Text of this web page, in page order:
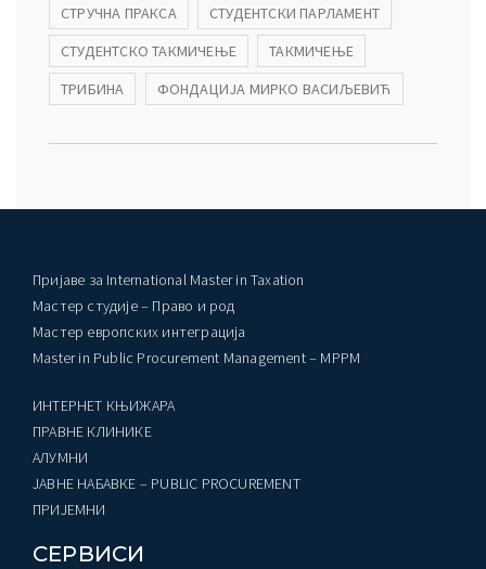
СТРУЧНА ПРАКСА
СТУДЕНТСКИ ПАРЛАМЕНТ
СТУДЕНТСКО ТАКМИЧЕЊЕ
ТАКМИЧЕЊЕ
ТРИБИНА
ФОНДАЦИЈА МИРКО ВАСИЉЕВИЋ
Пријаве за International Master in Taxation
Мастер студије – Право и род
Мастер европских интеграција
Master in Public Procurement Management – MPPM
ИНТЕРНЕТ КЊИЖАРА
ПРАВНЕ КЛИНИКЕ
AЛУМНИ
ЈАВНЕ НАБАВКЕ – PUBLIC PROCUREMENT
ПРИЈЕМНИ
СЕРВИСИ